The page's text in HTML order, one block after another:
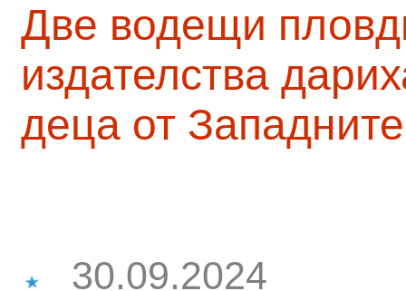
Две водещи
издателства
деца от
30.09.2024